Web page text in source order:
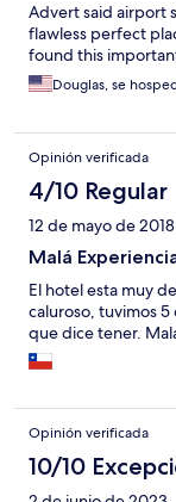
Advert said airport
flawless perfect
found this
Douglas, se
Opinión verificada
4/10 Regular
12 de mayo de 2018
Malá
El hotel esta muy
caluroso, tuvimos 5
que dice tener.
Opinión verificada
10/10